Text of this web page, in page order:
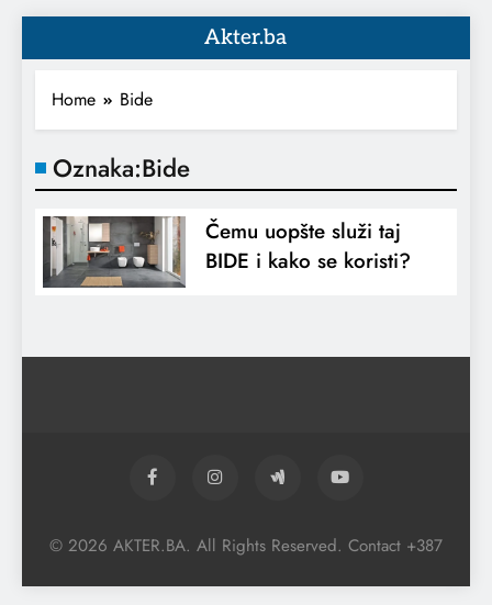
Akter.ba
Home Bide
Oznaka:Bide
Čemu uopšte služi taj
BIDE i kako se koristi?
© 2026 AKTER.BA. All Rights Reserved. Contact +387